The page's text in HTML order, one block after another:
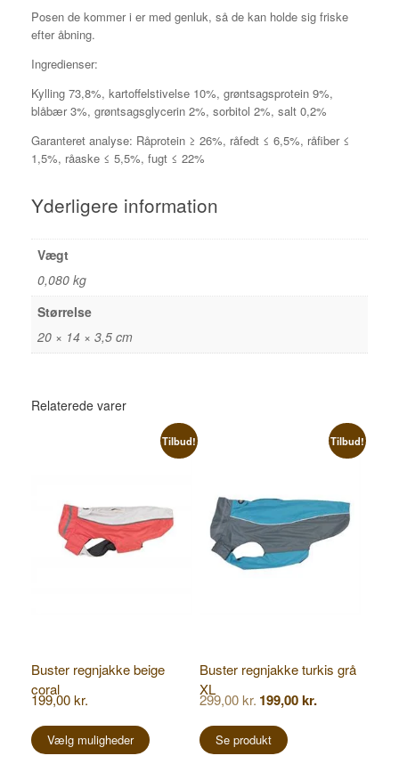
Posen de kommer i er med genluk, så de kan holde sig friske
efter åbning.
Ingredienser:
Kylling 73,8%, kartoffelstivelse 10%, grøntsagsprotein 9%,
blåbær 3%, grøntsagsglycerin 2%, sorbitol 2%, salt 0,2%
Garanteret analyse: Råprotein ≥ 26%, råfedt ≤ 6,5%, råfiber ≤
1,5%, råaske ≤ 5,5%, fugt ≤ 22%
Yderligere information
Vægt
0,080 kg
Størrelse
20 × 14 × 3,5 cm
Relaterede varer
Tilbud!
Buster regnjakke beige
coral
199,00kr.
Vælg muligheder
vare
Tilbud!
Buster regnjakke turkis grå
XL
299,00kr. Den
oprindelige
pris
var:
299,00 kr..
199,00kr.
aktuelle
Se produkt